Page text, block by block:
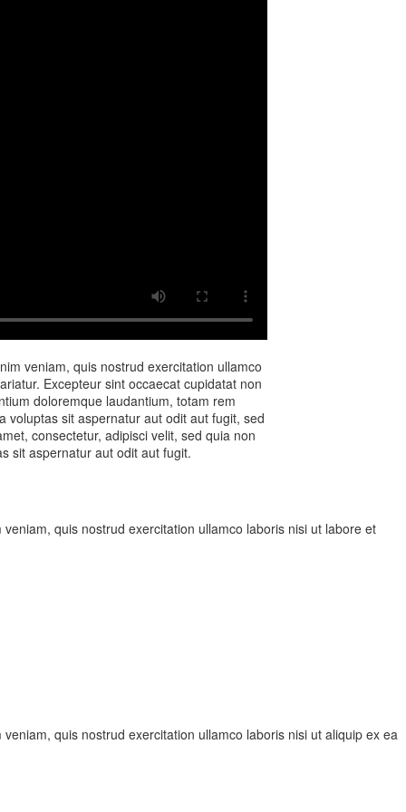
veniam, quis nostrud exercitation ullamco
Excepteur sint occaecat cupidatat non
doloremque laudantium, totam rem
voluptas sit aspernatur aut odit aut fugit, sed
consectetur, adipisci velit, sed quia non
sit aspernatur aut odit aut fugit.
quis nostrud exercitation ullamco laboris nisi ut labore et
quis nostrud exercitation ullamco laboris nisi ut aliquip ex ea